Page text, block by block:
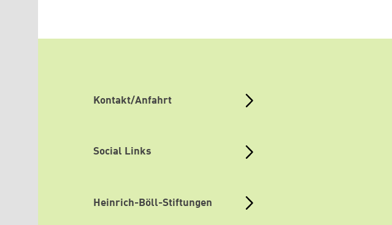
Kontakt/Anfahrt
Social Links
Heinrich-Böll-Stiftungen